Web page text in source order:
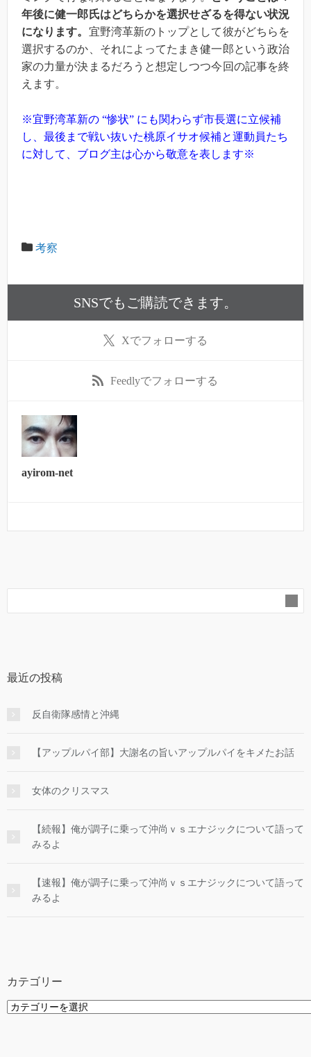
年後に健一郎氏はどちらかを選択せざるを得ない状況
になります。 宜野湾革新のトップとして彼がどちらを
選択するのか、それによってたまき健一郎という政治
家の力量が決まるだろうと想定しつつ今回の記事を終
えます。
※宜野湾革新の “惨状” にも関わらず市長選に立候補
し、最後まで戦い抜いた桃原イサオ候補と運動員たち
に対して、ブログ主は心から敬意を表します※
考察
SNSでもご購読できます。
Xでフォローする
Feedlyでフォローする
ayirom-net
最近の投稿
反自衛隊感情と沖縄
【アップルパイ部】大謝名の旨いアップルパイをキメたお話
女体のクリスマス
【続報】俺が調子に乗って沖尚ｖｓエナジックについて語って
みるよ
【速報】俺が調子に乗って沖尚ｖｓエナジックについて語って
みるよ
カテゴリー
カ